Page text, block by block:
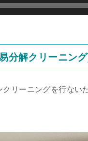
分解クリーニン
リーニングを行ない